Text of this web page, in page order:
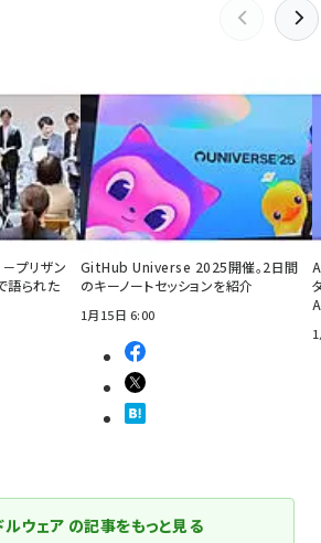
プリザン
語られた
GitHub Universe 2025開催。2日間
のキーノートセッションを紹介
1月15日 6:00
ルウェア の記事をもっと見る